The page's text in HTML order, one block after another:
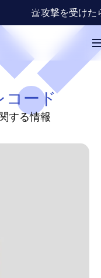
攻撃を受けた
コード
する情報